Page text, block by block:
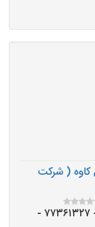
کاوه ( شرکت
۲۲۸۶۲۴۵۱ - ۸۸۵۱۸۲۷۷ - ۷۷۳۶۱۳۲۷ -